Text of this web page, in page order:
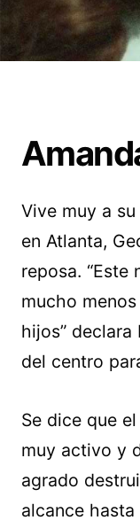
Vive muy a
en Atlanta,
reposa. “Este
mucho
hijos”
del centro
Se dice que
muy activo y
agrado
alcance